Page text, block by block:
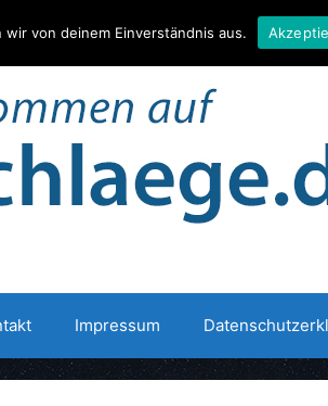
Impressum
von deinem Einverständnis aus.